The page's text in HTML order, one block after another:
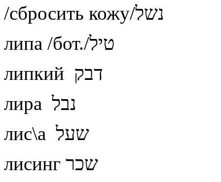
/сбросить кожу/נשל
липа /бот./טיל
липкий דבק
лира נבל
лис\а שעל
лисинг שכר